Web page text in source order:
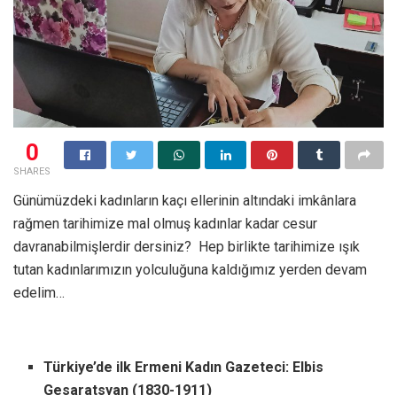
0
SHARES
Günümüzdeki kadınların kaçı ellerinin altındaki imkânlara
rağmen tarihimize mal olmuş kadınlar kadar cesur
davranabilmişlerdir dersiniz? Hep birlikte tarihimize ışık
tutan kadınlarımızın yolculuğuna kaldığımız yerden devam
edelim…
Türkiye’de ilk Ermeni Kadın Gazeteci: Elbis
Gesaratsyan (1830-1911)